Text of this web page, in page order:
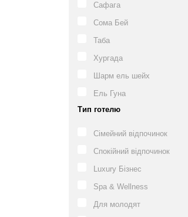
Сафага
Сома Бей
Таба
Хургада
Шарм ель шейх
Ель Гуна
Тип готелю
Сімейний відпочинок
Спокійний відпочинок
Luxury Бізнес
Spa & Wellness
Для молодят